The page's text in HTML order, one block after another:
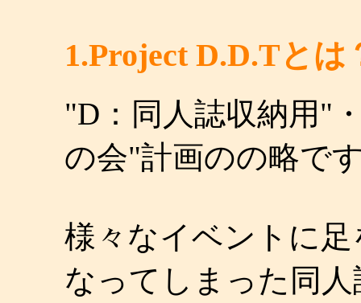
1.Project D.D.Tとは
"D：同人誌収納用"
の会"計画のの略で
様々なイベントに
なってしまった同